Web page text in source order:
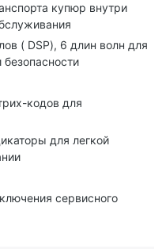
купюр внутри
( DSP), 6 длин волн для
кодов для
для легкой
сервисного